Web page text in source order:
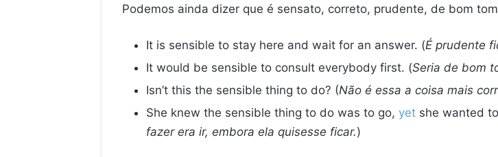
Podemos ainda dizer que é sensato, correto, prudente, de bom
It is sensible to stay here and wait for an answer. (É prudente
It would be sensible to consult everybody first. (Seria de bom
Isn’t this the sensible thing to do? (Não é essa a coisa mais
She knew the sensible thing to do was to go, yet she wanted
fazer era ir, embora ela quisesse ficar.)